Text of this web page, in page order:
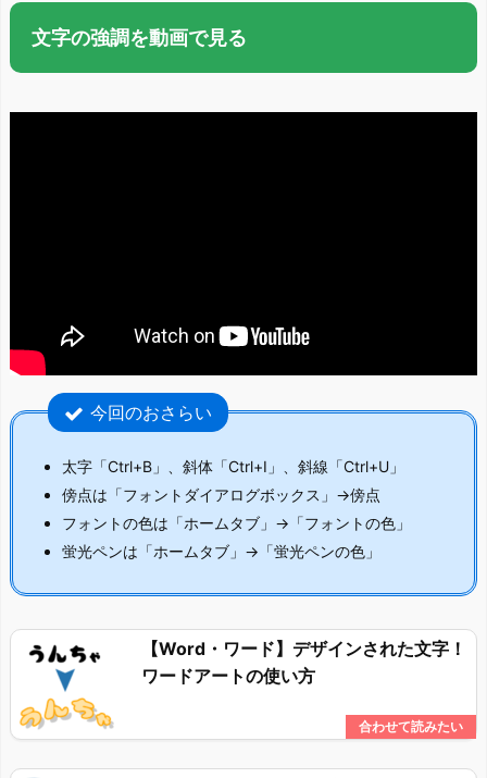
文字の強調を動画で見る
今回のおさらい
太字「Ctrl+B」、斜体「Ctrl+I」、斜線「Ctrl+U」
傍点は「フォントダイアログボックス」→傍点
フォントの色は「ホームタブ」→「フォントの色」
蛍光ペンは「ホームタブ」→「蛍光ペンの色」
【Word・ワード】デザインされた文字！
ワードアートの使い方